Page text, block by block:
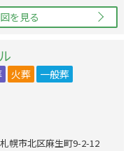
を見る
火葬
一般葬
幌市北区麻生町9-2-12